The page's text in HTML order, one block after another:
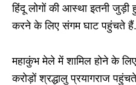
हिंदू लोगों की आस्था इतनी
करने के लिए संगम घाट पहुंचते हैं.
महाकुंभ मेले में शामिल होने के
करोड़ों श्रद्धालु प्रयागराज